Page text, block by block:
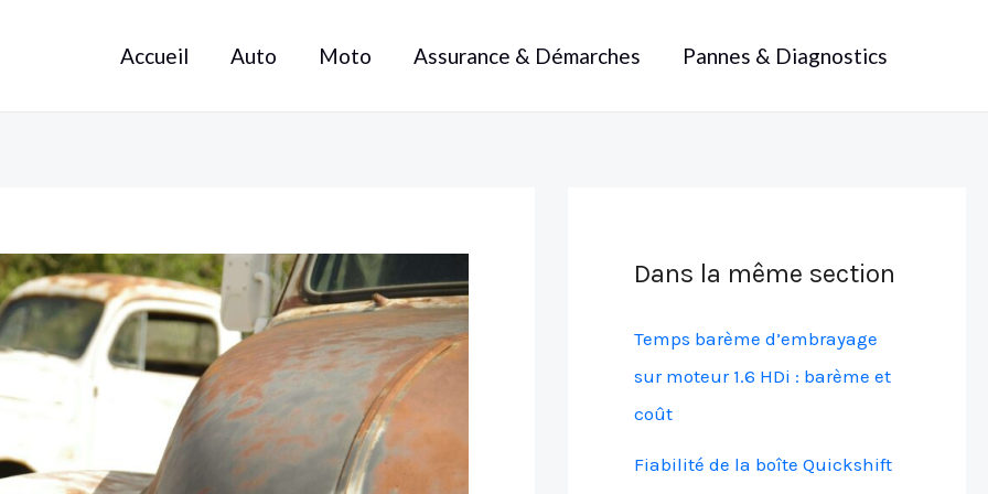
Accueil Auto Moto Assurance & Démarches Pannes & Diagnostics
Dans la même section
Temps barème d’embrayage
sur moteur 1.6 HDi : barème et
coût
Fiabilité de la boîte Quickshift